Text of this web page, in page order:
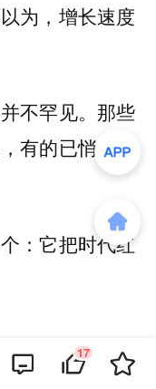
为，增长速度
不罕见。那些
有的已悄然退
：它把时代红
17